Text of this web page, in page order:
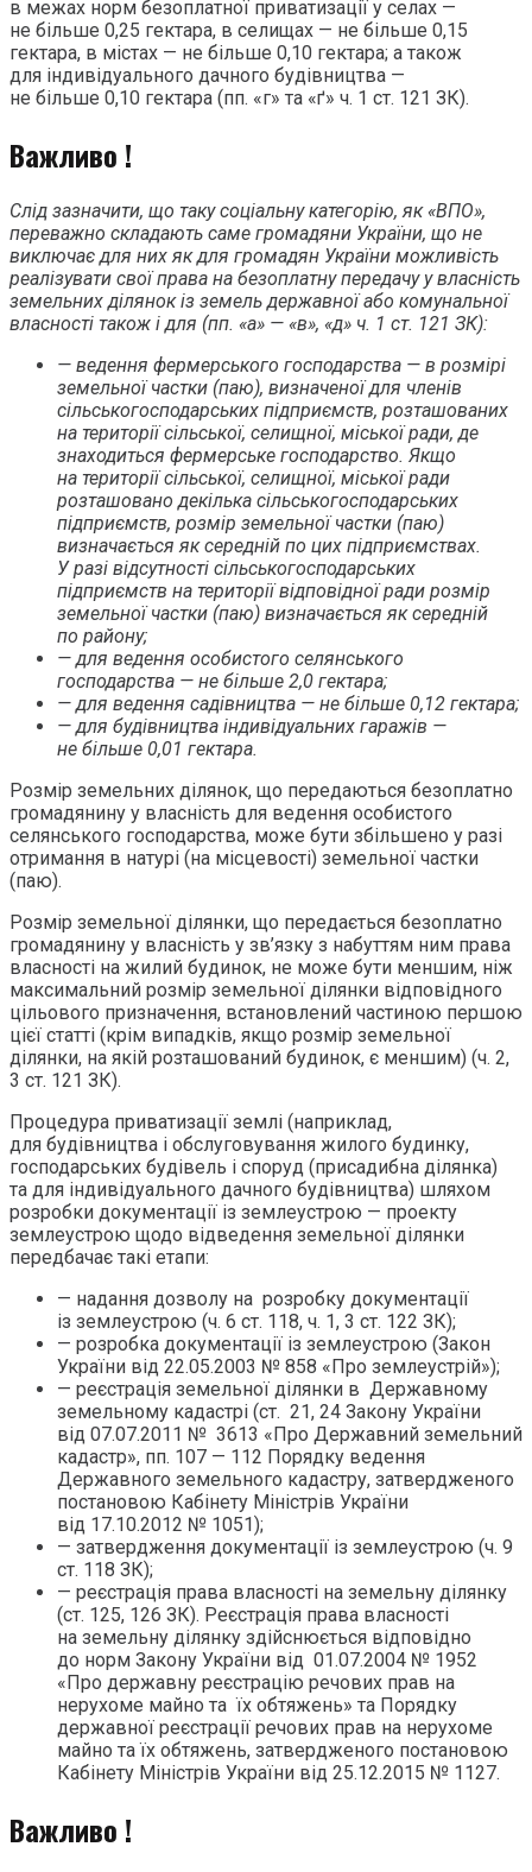
в межах норм безоплатної приватизації у селах —
не більше 0,25 гектара, в селищах — не більше 0,15
гектара, в містах — не більше 0,10 гектара; а також
для індивідуального дачного будівництва —
не більше 0,10 гектара (пп. «г» та «ґ» ч. 1 ст. 121 ЗК).
Важливо !
Слід зазначити, що таку соціальну категорію, як «ВПО»,
переважно складають саме громадяни України, що не
виключає для них як для громадян України можливість
реалізувати свої права на безоплатну передачу у власність
земельних ділянок із земель державної або комунальної
власності також і для (пп. «а» — «в», «д» ч. 1 ст. 121 ЗК):
— ведення фермерського господарства — в розмірі
земельної частки (паю), визначеної для членів
сільськогосподарських підприємств, розташованих
на території сільської, селищної, міської ради, де
знаходиться фермерське господарство. Якщо
на території сільської, селищної, міської ради
розташовано декілька сільськогосподарських
підприємств, розмір земельної частки (паю)
визначається як середній по цих підприємствах.
У разі відсутності сільськогосподарських
підприємств на території відповідної ради розмір
земельної частки (паю) визначається як середній
по району;
— для ведення особистого селянського
господарства — не більше 2,0 гектара;
— для ведення садівництва — не більше 0,12 гектара;
— для будівництва індивідуальних гаражів —
не більше 0,01 гектара.
Розмір земельних ділянок, що передаються безоплатно
громадянину у власність для ведення особистого
селянського господарства, може бути збільшено у разі
отримання в натурі (на місцевості) земельної частки
(паю).
Розмір земельної ділянки, що передається безоплатно
громадянину у власність у зв’язку з набуттям ним права
власності на жилий будинок, не може бути меншим, ніж
максимальний розмір земельної ділянки відповідного
цільового призначення, встановлений частиною першою
цієї статті (крім випадків, якщо розмір земельної
ділянки, на якій розташований будинок, є меншим) (ч. 2,
3 ст. 121 ЗК).
Процедура приватизації землі (наприклад,
для будівництва і обслуговування жилого будинку,
господарських будівель і споруд (присадибна ділянка)
та для індивідуального дачного будівництва) шляхом
розробки документації із землеустрою — проекту
землеустрою щодо відведення земельної ділянки
передбачає такі етапи:
— надання дозволу на розробку документації
із землеустрою (ч. 6 ст. 118, ч. 1, 3 ст. 122 ЗК);
— розробка документації із землеустрою (Закон
України від 22.05.2003 № 858 «Про землеустрій»);
— реєстрація земельної ділянки в Державному
земельному кадастрі (ст. 21, 24 Закону України
від 07.07.2011 № 3613 «Про Державний земельний
кадастр», пп. 107 — 112 Порядку ведення
Державного земельного кадастру, затвердженого
постановою Кабінету Міністрів України
від 17.10.2012 № 1051);
— затвердження документації із землеустрою (ч. 9
ст. 118 ЗК);
— реєстрація права власності на земельну ділянку
(ст. 125, 126 ЗК). Реєстрація права власності
на земельну ділянку здійснюється відповідно
до норм Закону України від 01.07.2004 № 1952
«Про державну реєстрацію речових прав на
нерухоме майно та їх обтяжень» та Порядку
державної реєстрації речових прав на нерухоме
майно та їх обтяжень, затвердженого постановою
Кабінету Міністрів України від 25.12.2015 № 1127.
Важливо !